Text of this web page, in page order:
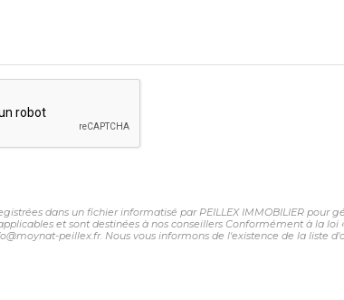
dans un fichier informatisé par PEILLEX IMMOBILIER
et sont destinées à nos conseillers Conformément à la
peillex.fr. Nous vous informons de l'existence de la liste